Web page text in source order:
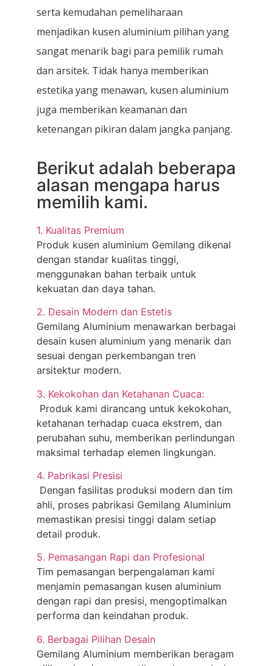
serta kemudahan pemeliharaan
menjadikan kusen aluminium pilihan yang
sangat menarik bagi para pemilik rumah
dan arsitek. Tidak hanya memberikan
estetika yang menawan, kusen aluminium
juga memberikan keamanan dan
ketenangan pikiran dalam jangka panjang.
Berikut adalah beberapa
alasan mengapa harus
memilih kami.
1. Kualitas Premium
Produk kusen aluminium Gemilang dikenal
dengan standar kualitas tinggi,
menggunakan bahan terbaik untuk
kekuatan dan daya tahan.
2. Desain Modern dan Estetis
Gemilang Aluminium menawarkan berbagai
desain kusen aluminium yang menarik dan
sesuai dengan perkembangan tren
arsitektur modern.
3. Kekokohan dan Ketahanan Cuaca:
Produk kami dirancang untuk kekokohan,
ketahanan terhadap cuaca ekstrem, dan
perubahan suhu, memberikan perlindungan
maksimal terhadap elemen lingkungan.
4. Pabrikasi Presisi
Dengan fasilitas produksi modern dan tim
ahli, proses pabrikasi Gemilang Aluminium
memastikan presisi tinggi dalam setiap
detail produk.
5. Pemasangan Rapi dan Profesional
Tim pemasangan berpengalaman kami
menjamin pemasangan kusen aluminium
dengan rapi dan presisi, mengoptimalkan
performa dan keindahan produk.
6. Berbagai Pilihan Desain
Gemilang Aluminium memberikan beragam